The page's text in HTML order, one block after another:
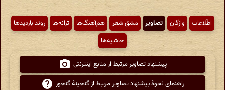
اطّلاعات واژگان تصاویر مشق شعر هم‌آهنگ‌ها ترانه‌ها
روند بازدیدها
حاشیه‌ها
پیشنهاد تصاویر مرتبط از منابع اینترنتی
راهنمای نحوهٔ پیشنهاد تصاویر مرتبط از گنجینهٔ گنجور